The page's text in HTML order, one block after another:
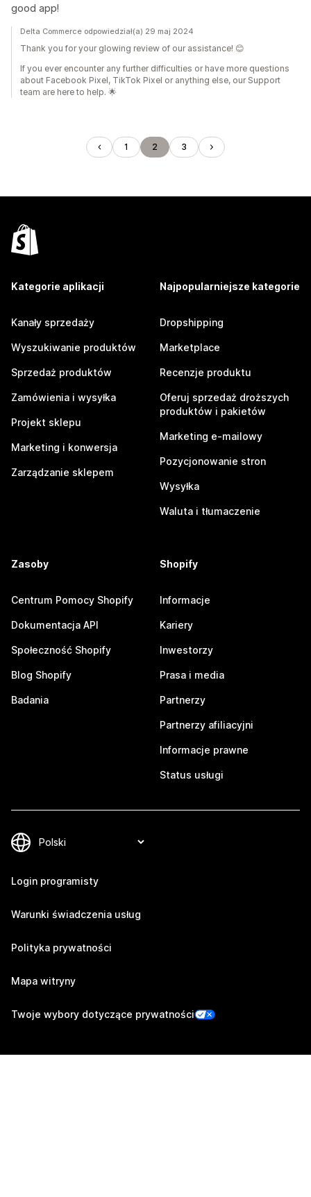
good app!
Delta Commerce odpowiedział(a) 29 maj 2024
Thank you for your glowing review of our assistance! 😊
If you ever encounter any further difficulties or have more questions
about Facebook Pixel, TikTok Pixel or anything else, our Support
team are here to help. 🌟
1 2 3
Kategorie aplikacji
Kanały sprzedaży
Wyszukiwanie produktów
Sprzedaż produktów
Zamówienia i wysyłka
Projekt sklepu
Marketing i konwersja
Zarządzanie sklepem
Najpopularniejsze kategorie
Dropshipping
Marketplace
Recenzje produktu
Oferuj sprzedaż droższych
produktów i pakietów
Marketing e-mailowy
Pozycjonowanie stron
Wysyłka
Waluta i tłumaczenie
Zasoby
Centrum Pomocy Shopify
Dokumentacja API
Społeczność Shopify
Blog Shopify
Badania
Shopify
Informacje
Kariery
Inwestorzy
Prasa i media
Partnerzy
Partnerzy afiliacyjni
Informacje prawne
Status usługi
Login programisty
Warunki świadczenia usług
Polityka prywatności
Mapa witryny
Twoje wybory dotyczące prywatności